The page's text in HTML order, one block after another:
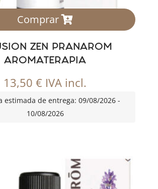
Comprar
ZEN PRANAROM
AROMATERAPIA
13,50€ IVA incl.
estimada de entrega: 09/08/2026 -
10/08/2026